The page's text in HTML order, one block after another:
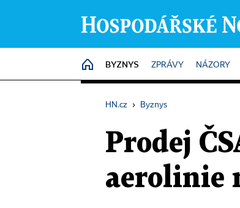
HOME
BYZNYS ZPRÁVY NÁZORY
HN.cz › Byznys
Prodej
aerolinie